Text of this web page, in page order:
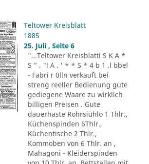
Teltower Kreisblatt
1885
25. Juli , Seite 6
"...Teltower Kreisblatti S K A *
S " . "l A . ' * * S * 4 b 1 .l bbel
- Fabri r 0lln verkauft bei
streng reeller Bedienung gute
gediegene Waare zu wirklich
billigen Preisen . Gute
dauerhaste Rohrsiühlo 1 Thlr.,
Küchenspinden 6Thlr.,
Küchentische 2 Thlr.,
Kommoben von 6 Thlr. an ,
Mahagoni - Kleiderspinden